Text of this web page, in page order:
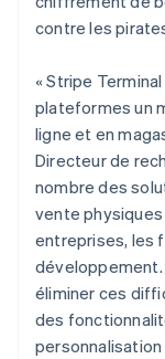
contre les
« Stripe
plateformes un
ligne et en
Directeur de
nombre des
vente
entreprises, les
développement.
éliminer ces
des
Lettonie
English
DeutschEnglish
Lituanie
English
Luxembourg
Français
Malaisie
English简体中文
Malte
English
Mexique
Español English
Norvège
English